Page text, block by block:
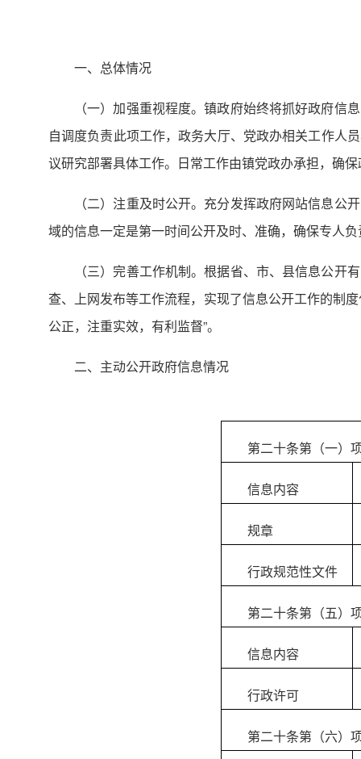
一、总体情况
（一）加强重视程度。镇政府始终将抓好政府
自调度负责此项工作，政务大厅、党政办相关工作人
议研究部署具体工作。日常工作由镇党政办承担，确
（二）注重及时公开。充分发挥政府网站信息
域的信息一定是第一时间公开及时、准确，确保专人
（三）完善工作机制。根据省、市、县信息公
查、上网发布等工作流程，实现了信息公开工作的制
公正，注重实效，有利监督”。
二、主动公开政府信息情况
第二十条第（一）
信息内容
规章
行政规范性文件
第二十条第（五）
信息内容
行政许可
第二十条第（六）